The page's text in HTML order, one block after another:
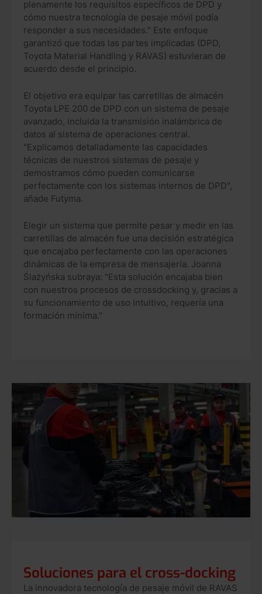
plenamente los requisitos específicos de DPD y
cómo nuestra tecnología de pesaje móvil podía
responder a sus necesidades." Este enfoque
garantizó que todas las partes implicadas (DPD,
Toyota Material Handling y RAVAS) estuvieran de
acuerdo desde el principio.
El objetivo era equipar las carretillas de almacén
Toyota LPE 200 de DPD con un sistema de pesaje
avanzado, incluida la transmisión inalámbrica de
datos al sistema de operaciones central.
"Explicamos detalladamente las capacidades
técnicas de nuestros sistemas de pesaje y
demostramos cómo pueden comunicarse
perfectamente con los sistemas internos de DPD",
añade Futyma.
Elegir un sistema que permite pesar y medir en las
carretillas de almacén fue una decisión estratégica
que encajaba perfectamente con las operaciones
dinámicas de la empresa de mensajería. Joanna
Ślażyńska subraya: "Esta solución encajaba bien
con nuestros procesos de crossdocking y, gracias a
su funcionamiento de uso intuitivo, requería una
formación mínima."
Soluciones para el cross-docking
La innovadora tecnología de pesaje móvil de RAVAS